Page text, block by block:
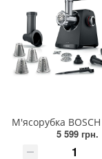
5 599 грн.